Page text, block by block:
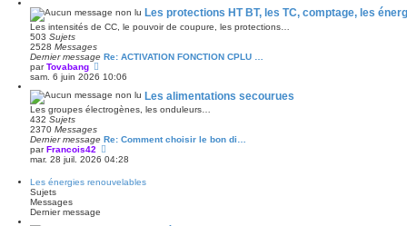
s
a
g
r
l
e
e
r
n
i
e
r
m
s
a
g
Les protections HT BT, les TC, comptage, les
Les intensités de CC, le pouvoir de coupure, les protections…
503 Sujets
2528 Messages
Dernier message Re: ACTIVATION FONCTION CPLU …
parTovabang
o
r
l
e
e
r
n
r
sam. 6 juin 2026 10:06
Les alimentations secourues
Les groupes électrogènes, les onduleurs…
432 Sujets
2370 Messages
Dernier message Re: Comment choisir le bon di…
parFrancois42
o
l
mar. 28 juil. 2026 04:28
Les énergies renouvelables
Sujets
Messages
Dernier message